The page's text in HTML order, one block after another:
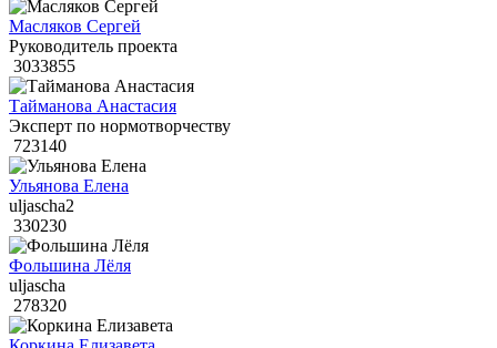
Масляков Сергей
Руководитель проекта
3033855
Тайманова Анастасия
Эксперт по нормотворчеству
723140
Ульянова Елена
uljascha2
330230
Фольшина Лёля
uljascha
278320